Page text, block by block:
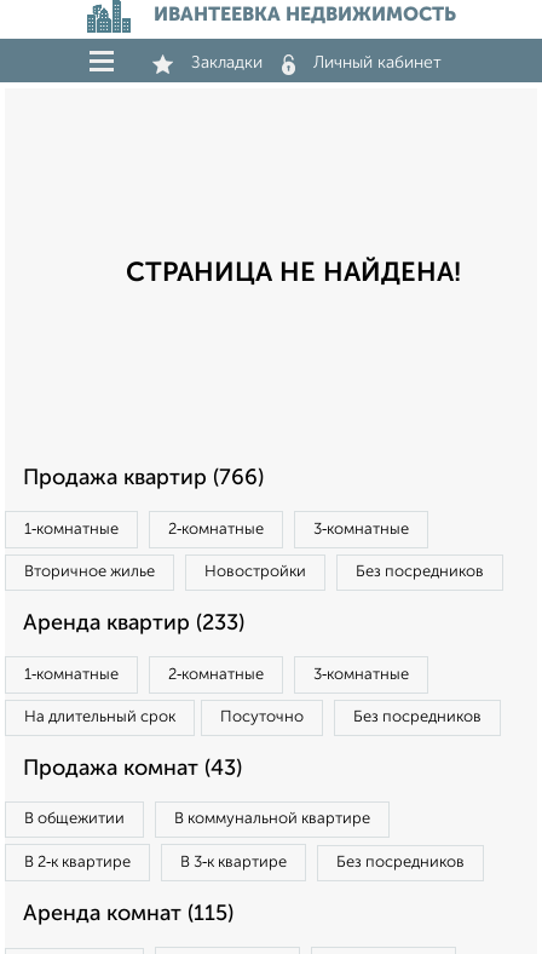
ИВАНТЕЕВКА НЕДВИЖИМОСТЬ
Закладки Личный кабинет
СТРАНИЦА НЕ НАЙДЕНА!
Продажа квартир (766)
1‑комнатные 2‑комнатные 3‑комнатные
Вторичное жилье Новостройки Без посредников
Аренда квартир (233)
1‑комнатные 2‑комнатные 3‑комнатные
На длительный срок Посуточно Без посредников
Продажа комнат (43)
В общежитии В коммунальной квартире
В 2‑к квартире В 3‑к квартире Без посредников
Аренда комнат (115)